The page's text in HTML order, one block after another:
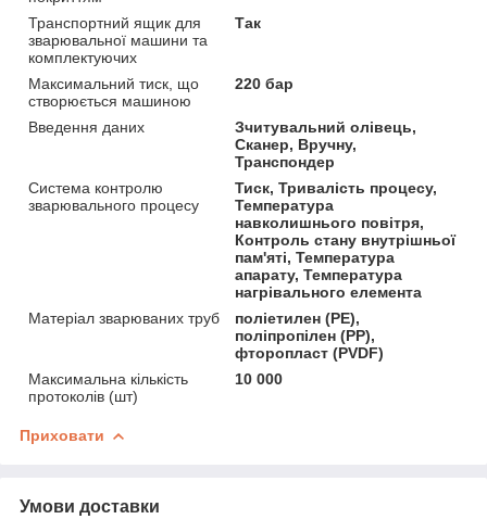
Транспортний ящик для
зварювальної машини та
комплектуючих
Так
Максимальний тиск, що
створюється машиною
220 бар
Введення даних
Зчитувальний олівець,
Сканер, Вручну,
Транспондер
Система контролю
зварювального процесу
Тиск, Тривалість процесу,
Температура
навколишнього повітря,
Контроль стану внутрішньої
пам'яті, Температура
апарату, Температура
нагрівального елемента
Матеріал зварюваних труб
поліетилен (РЕ),
поліпропілен (PP),
фторопласт (PVDF)
Максимальна кількість
протоколів (шт)
10 000
Приховати
Умови доставки